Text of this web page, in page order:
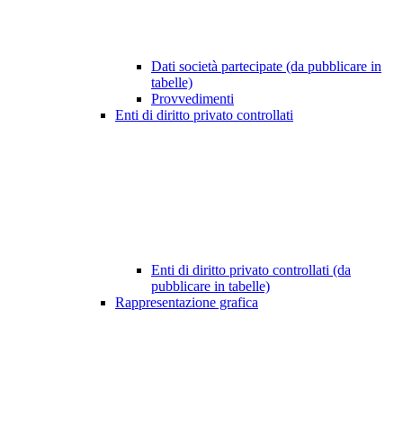
Dati società partecipate (da pubblicare in
tabelle)
Provvedimenti
Enti di diritto privato controllati
Enti di diritto privato controllati (da
pubblicare in tabelle)
Rappresentazione grafica